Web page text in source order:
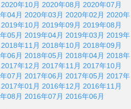
2020年10月 2020年08月 2020年07月
04月 2020年03月 2020年02月 2020年
2019年10月 2019年09月 2019年08月
05月 2019年04月 2019年03月 2019年
2018年11月 2018年10月 2018年09月
06月 2018年05月 2018年04月 2018年
2017年12月 2017年11月 2017年10月
07月 2017年06月 2017年05月 2017年
2017年01月 2016年12月 2016年11月
08月 2016年07月 2016年06月